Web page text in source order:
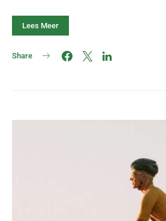
Lees Meer
Share